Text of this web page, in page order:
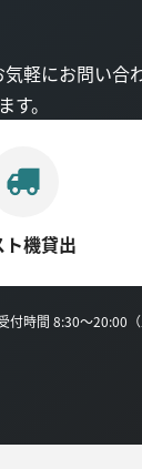
軽にお問い合
。
ト機貸出
付時間 8:30～20:00（